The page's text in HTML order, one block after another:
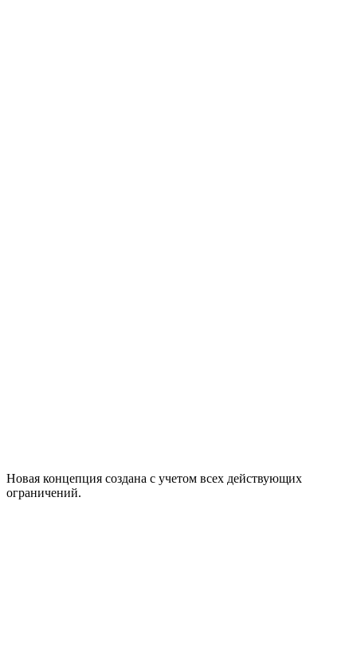
Новая концепция создана с учетом всех действующих
ограничений.